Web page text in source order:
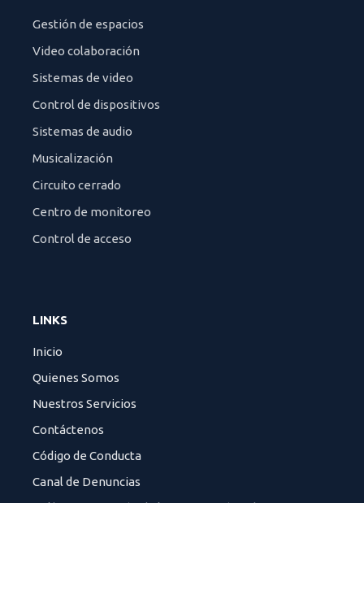
Gestión de espacios
Video colaboración
Sistemas de video
Control de dispositivos
Sistemas de audio
Musicalización
Circuito cerrado
Centro de monitoreo
Control de acceso
LINKS
Inicio
Quienes Somos
Nuestros Servicios
Contáctenos
Código de Conducta
Canal de Denuncias
Política Protección de la Información y datos